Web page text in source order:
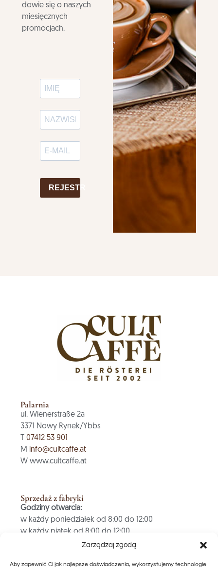
Zarządzaj zgodą
Aby zapewnić Ci jak najlepsze doświadczenia, wykorzystujemy technologie
dowie się o naszych
miesięcznych
promocjach.
REJESTR
Palarnia
ul. Wienerstraße 2a
3371 Nowy Rynek/Ybbs
T07412 53 901
M info@cultcaffe.at
W www.cultcaffe.at
Sprzedaż z fabryki
Godziny otwarcia:
w każdy poniedziałek od 8:00 do 12:00
w każdy piątek od 8:00 do 12:00
PŁATNOŚĆ TYLKO GOTÓWKĄ